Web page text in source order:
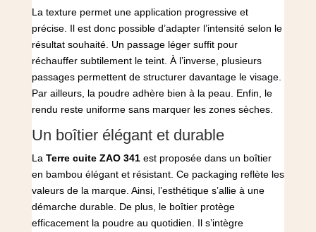
La texture permet une application progressive et
précise. Il est donc possible d’adapter l’intensité selon le
résultat souhaité. Un passage léger suffit pour
réchauffer subtilement le teint. À l’inverse, plusieurs
passages permettent de structurer davantage le visage.
Par ailleurs, la poudre adhère bien à la peau. Enfin, le
rendu reste uniforme sans marquer les zones sèches.
Un boîtier élégant et durable
La Terre cuite ZAO 341est proposée dans un boîtier
en bambou élégant et résistant. Ce packaging reflète les
valeurs de la marque. Ainsi, l’esthétique s’allie à une
démarche durable. De plus, le boîtier protège
efficacement la poudre au quotidien. Il s’intègre